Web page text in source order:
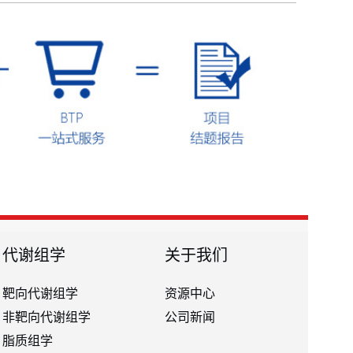
代谢组学
靶向代谢组学
非靶向代谢组学
脂质组学
关于我们
资源中心
公司新闻